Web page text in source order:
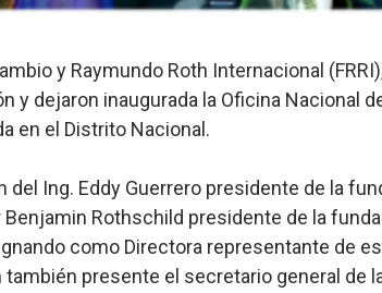
forman como agentes “Todo el equipo
“Compromiso Ambiental 2.0”
y Obispado de la Provincia Santo
ganadores de Premios Anuales de
de las Américas se reúnen en
y Raymundo Roth Internacional
y dejaron inaugurada la Oficina Nacional
en el Distrito Nacional.
Ing. Eddy Guerrero presidente de la
Benjamin Rothschild presidente de la
como Directora representante de
también presente el secretario general de